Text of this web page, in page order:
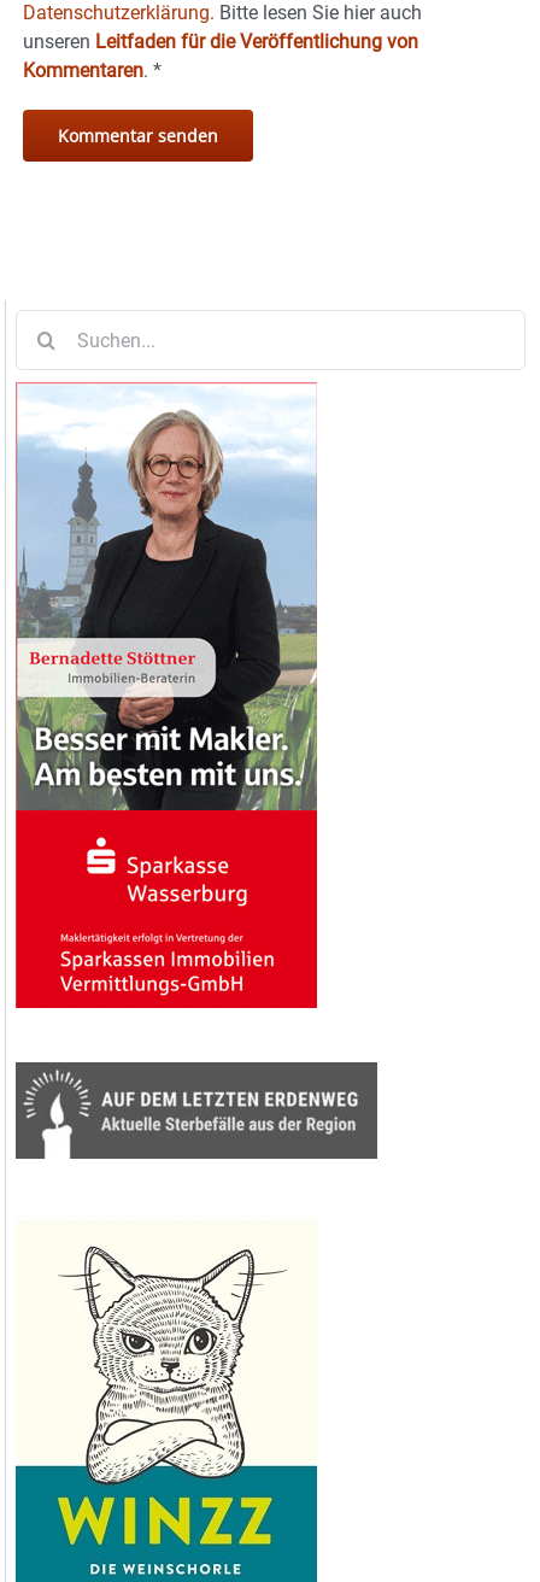
Datenschutzerklärung. Bitte lesen Sie hier auch
unseren Leitfaden für die Veröffentlichung von
Kommentaren. *
nach: